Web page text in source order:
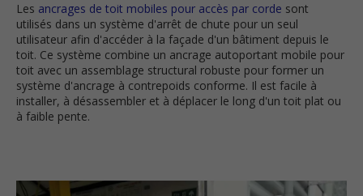
Les ancrages de toit mobiles pour accès par corde sont
utilisés dans un système d'arrêt de chute pour un seul
utilisateur afin d'accéder à la façade d'un bâtiment depuis le
toit. Ce système combine un ancrage autoportant mobile pour
toit avec un assemblage structural robuste pour former un
système d'ancrage à contrepoids conforme. Il est facile à
installer, à désassembler et à déplacer le long d'un toit plat ou
à faible pente.